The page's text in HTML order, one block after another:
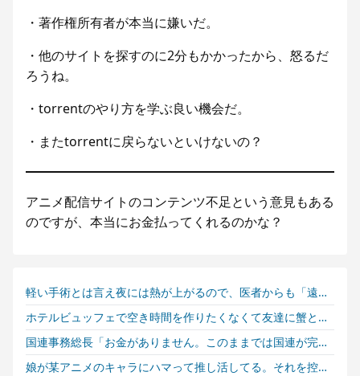
・著作権所有者が本当に嫌いだ。
・他のサイトを探すのに2分もかかったから、怒るだ
ろうね。
・torrentのやり方を学ぶ良い機会だ。
・またtorrentに戻らないといけないの？
アニメ配信サイトのコンテンツ不足という意見もある
のですが、本当にお金払ってくれるのかな？
軽い手術とは言え夜には熱が上がるので、医者からも「遠出は無理です」と言われてる私。トメにそのことを伝えているのに…
ホテルビュッフェで空き時間を作りたくなくて友達に蟹と海老を取ってきてと頼んだ。しかし「食べたいなら自分で行きなよ」と断られて…
国連事務総長「お金がありません。このままでは国連が完全崩壊します。助けて下さい」
娘が某アニメのキャラにハマって推し活してる。それを控えさせた方がいいのか塾の人に相談したら...